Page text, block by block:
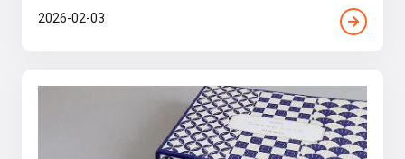
2026-02-03